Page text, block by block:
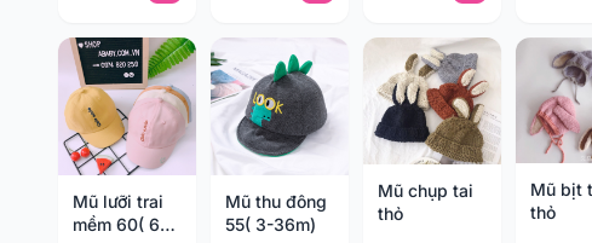
Mũ lưỡi trai
mềm 60( 6-
Mũ thu đông
55( 3-36m)
Mũ chụp tai
thỏ
Mũ bịt
thỏ